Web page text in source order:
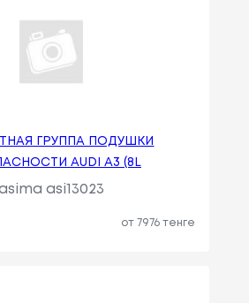
ГРУППА ПОДУШКИ
AUDI A3 (8L
asi13023
от 7976 тенге